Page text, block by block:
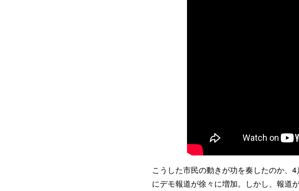
こうした市民の動きが功を奏したのか、
にデモ報道が徐々に増加。しかし、報道